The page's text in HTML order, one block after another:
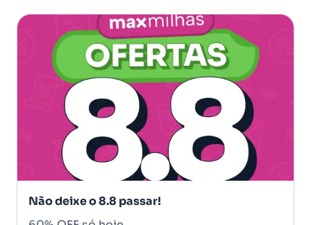
Não deixe o 8.8 passar!